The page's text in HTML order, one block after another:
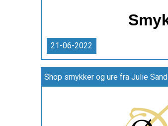
21-06-2022
Shop smykker og ure fra Julie